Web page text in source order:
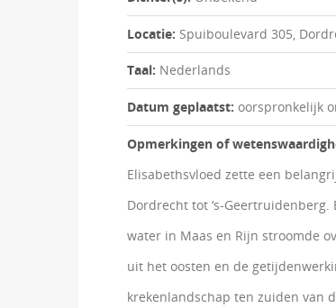
Locatie: Spuiboulevard 305,
Taal: Nederlands
Datum geplaatst: oorspronkelijk
Opmerkingen of
Elisabethsvloed zette een
Dordrecht tot ‘s-
water in Maas en Rijn stroomde
uit het oosten en de
krekenlandschap ten zuiden van